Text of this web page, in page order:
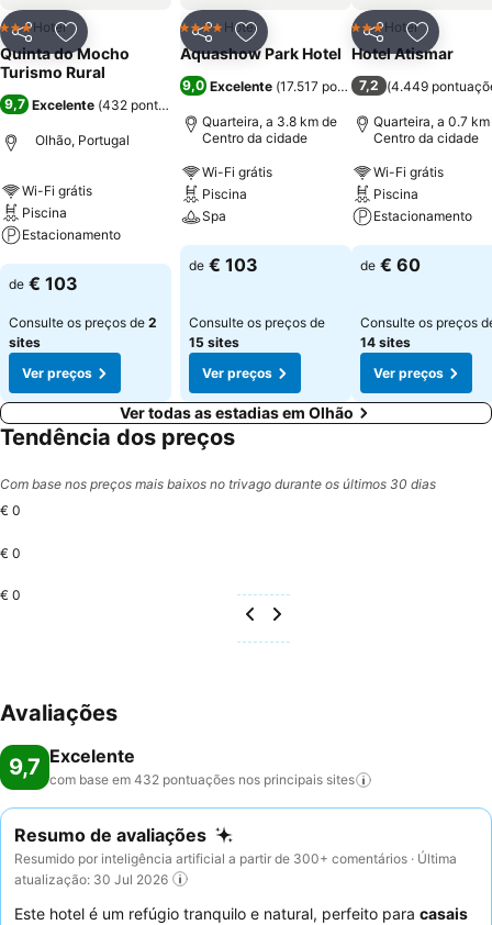
PartilharAdicionar aos favoritos
3 Estrelas
Hotel
Quinta do Mocho
Turismo Rural
9,7 Excelente (432 pontuações
Olhão, Portugal
Wi-Fi grátis
Piscina
Estacionamento
Ver preços
de € 103
Consulte os preços de 2
sites
Ver preços
PartilharAdicionar aos favoritos
4 EstrelasHotel
Aquashow Park Hotel
9,0 Excelente (17.517 pontuações)
Quarteira, a 3.8 km de
Centro da cidade
Wi-Fi grátis
Piscina
Spa
Ver preços
de € 103
Consulte os preços de
15 sites
Ver preços
Partilhar
3 Estrelas
Hotel
Hotel Atismar
7,2 (4.449
Quarteira, a 0.7
Centro da cidade
Wi-Fi grátis
Piscina
Estacionamento
Ver preços
de € 60
Consulte os preços
14 sites
Ver preços
Ver todas as estadias em Olhão
Tendência dos preços
Com base nos preços mais baixos no trivago durante os últimos 30 dias
€ 0
€ 0
€ 0
Avaliações
9,7 Excelente
com base em 432 pontuações nos principais sites
Resumo de avaliações
Resumido por inteligência artificial a partir de 300+ comentários · Última
atualização: 30 Jul 2026
Este hotel é um refúgio tranquilo e natural, perfeito para casais